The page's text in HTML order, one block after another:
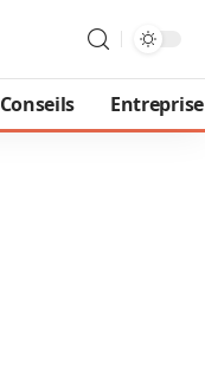
Conseils Entreprise